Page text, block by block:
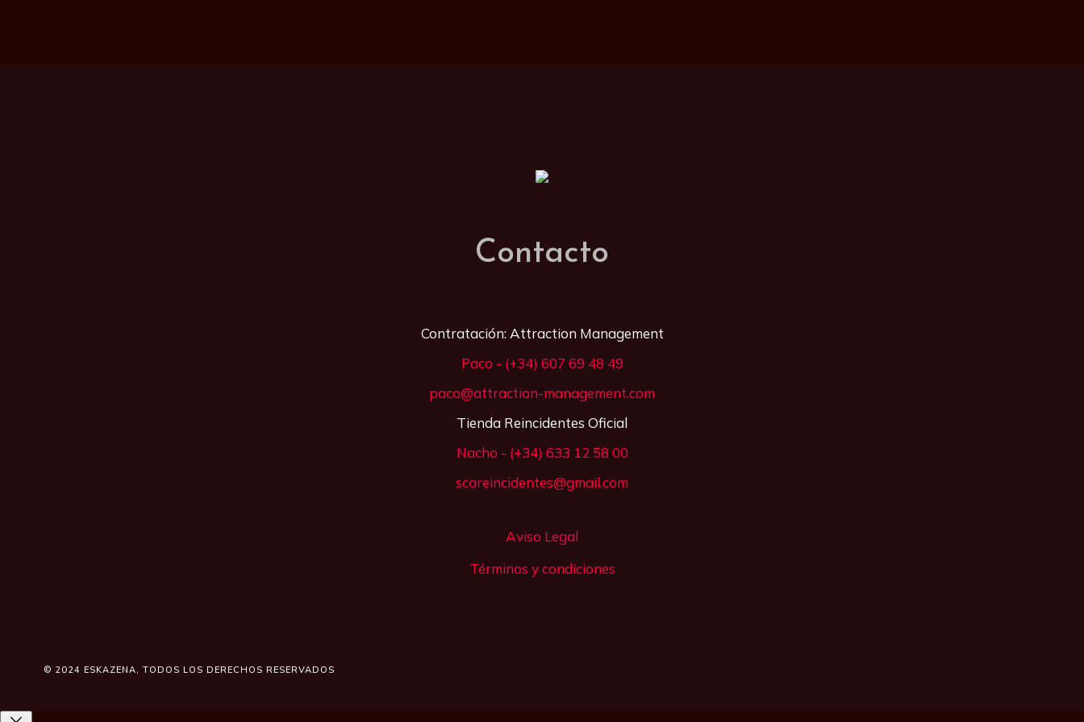
Contacto
Contratación: Attraction Management
Paco - (+34) 607 69 48 49
paco@attraction-management.com
Tienda Reincidentes Oficial
Nacho - (+34) 633 12 58 00
scareincidentes@gmail.com
Aviso Legal
Términos y condiciones
© 2024 ESKAZENA, TODOS LOS DERECHOS RESERVADOS